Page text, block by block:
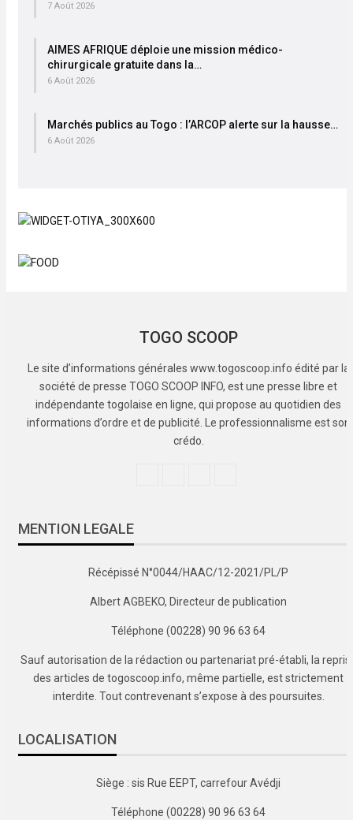
7 Août 2026
AIMES AFRIQUE déploie une mission médico-
chirurgicale gratuite dans la…
6 Août 2026
Marchés publics au Togo : l’ARCOP alerte sur la hausse…
6 Août 2026
TOGO SCOOP
Le site d’informations générales www.togoscoop.info édité par la
société de presse TOGO SCOOP INFO, est une presse libre et
indépendante togolaise en ligne, qui propose au quotidien des
informations d’ordre et de publicité. Le professionnalisme est son
crédo.
MENTION LEGALE
Récépissé N°0044/HAAC/12-2021/PL/P
Albert AGBEKO, Directeur de publication
Téléphone (00228) 90 96 63 64
Sauf autorisation de la rédaction ou partenariat pré-établi, la
des articles de togoscoop.info, même partielle, est strictement
interdite. Tout contrevenant s’expose à des poursuites.
LOCALISATION
Siège : sis Rue EEPT, carrefour Avédji
Téléphone (00228) 90 96 63 64